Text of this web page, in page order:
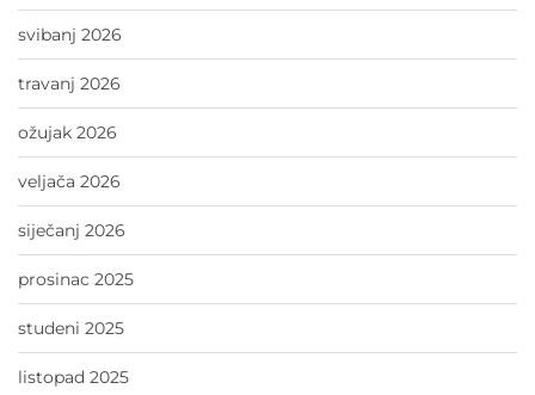
svibanj 2026
travanj 2026
ožujak 2026
veljača 2026
siječanj 2026
prosinac 2025
studeni 2025
listopad 2025